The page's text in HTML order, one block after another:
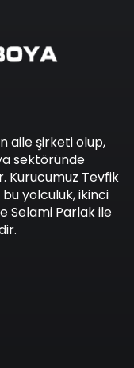
aile şirketi olup,
sektöründe
Kurucumuz Tevfik
yolculuk, ikinci
Selami Parlak ile